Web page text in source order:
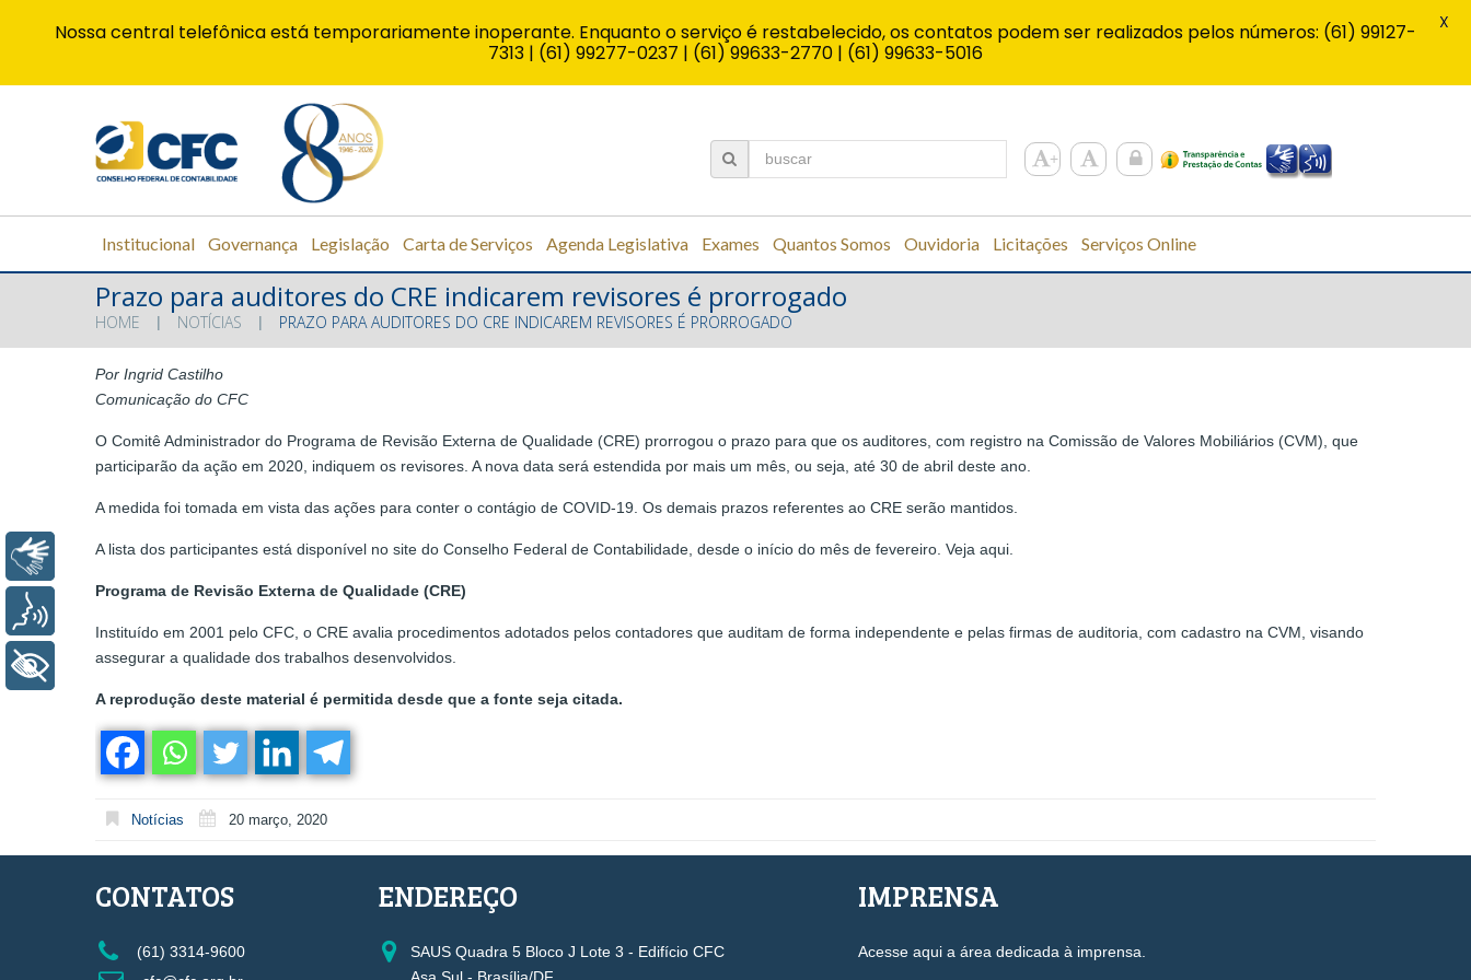
Institucional Governança Legislação Carta de Serviços Agenda Legislativa Exames Quantos Somos Ouvidoria Licitações Serviços Online
Prazo para auditores do CRE indicarem revisores é prorrogado
HOME NOTÍCIAS PRAZO PARA AUDITORES DO CRE INDICAREM REVISORES É PRORROGADO
Por Ingrid Castilho
Comunicação do CFC
O Comitê Administrador do Programa de Revisão Externa de Qualidade (CRE) prorrogou o prazo para que os auditores, com registro na Comissão de Valores Mobiliários (CVM), que
participarão da ação em 2020, indiquem os revisores. A nova data será estendida por mais um mês, ou seja, até 30 de abril deste ano.
A medida foi tomada em vista das ações para conter o contágio de COVID-19. Os demais prazos referentes ao CRE serão mantidos.
A lista dos participantes está disponível no site do Conselho Federal de Contabilidade, desde o início do mês de fevereiro. Veja aqui.
Programa de Revisão Externa de Qualidade (CRE)
Instituído em 2001 pelo CFC, o CRE avalia procedimentos adotados pelos contadores que auditam de forma independente e pelas firmas de auditoria, com cadastro na CVM, visando
assegurar a qualidade dos trabalhos desenvolvidos.
A reprodução deste material é permitida desde que a fonte seja citada.
Notícias 20 março, 2020
CONTATOS
(61) 3314-9600
ENDEREÇO
SAUS Quadra 5 Bloco J Lote 3 - Edifício CFC
IMPRENSA
Acesse aqui a área dedicada à imprensa.
Nossa central telefônica está temporariamente inoperante. Enquanto o serviço é restabelecido, os contatos podem ser realizados pelos números: (61) 99127-
7313 | (61) 99277-0237 | (61) 99633-2770 | (61) 99633-5016
X
Libras
+ Acessibilidade